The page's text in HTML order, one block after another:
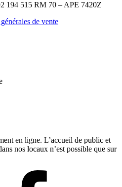
194 515 RM 70 – APE 7420Z
de vente
en ligne. L’accueil de public et
nos locaux n’est possible que sur